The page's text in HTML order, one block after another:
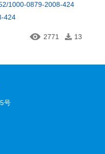
1000-0879-2008-424
424
2771 13
号